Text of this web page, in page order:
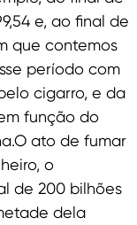
e, ao final de
que contemos
período com
cigarro, e da
função do
ato de fumar
o
de 200 bilhões
dela